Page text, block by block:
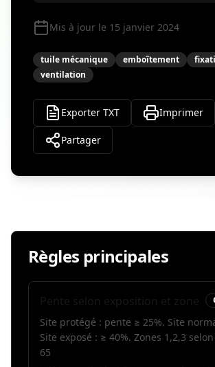
Mis à jour le 15 janvier 2024
tuile mécanique emboîtement
ventilation
Exporter TXT Imprimer
Partager
Règles principales
Site protégé : pente ≥ 25%. Site
Site exposé : ≥ 40%. Zones 1,2,3
65